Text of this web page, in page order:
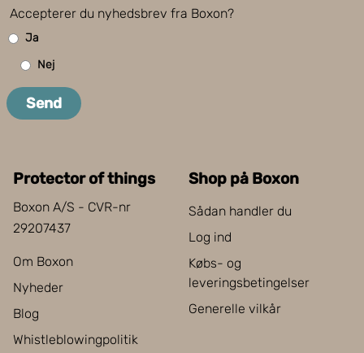
Accepterer du nyhedsbrev fra Boxon?
Ja
Nej
Send
Protector of things
Boxon A/S - CVR-nr
29207437
Om Boxon
Nyheder
Blog
Whistleblowingpolitik
Shop på Boxon
Sådan handler du
Log ind
Købs- og
leveringsbetingelser
Generelle vilkår